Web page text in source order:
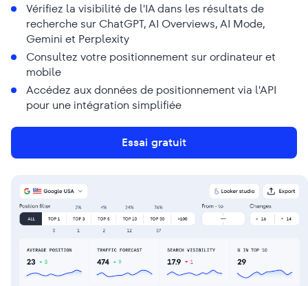
Vérifiez la visibilité de l'IA dans les résultats de
recherche sur ChatGPT, AI Overviews, AI Mode,
Gemini et Perplexity
Consultez votre positionnement sur ordinateur et
mobile
Accédez aux données de positionnement via l'API
pour une intégration simplifiée
Essai gratuit